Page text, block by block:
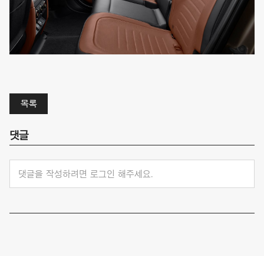
목록
댓글
댓글을 작성하려면 로그인 해주세요.